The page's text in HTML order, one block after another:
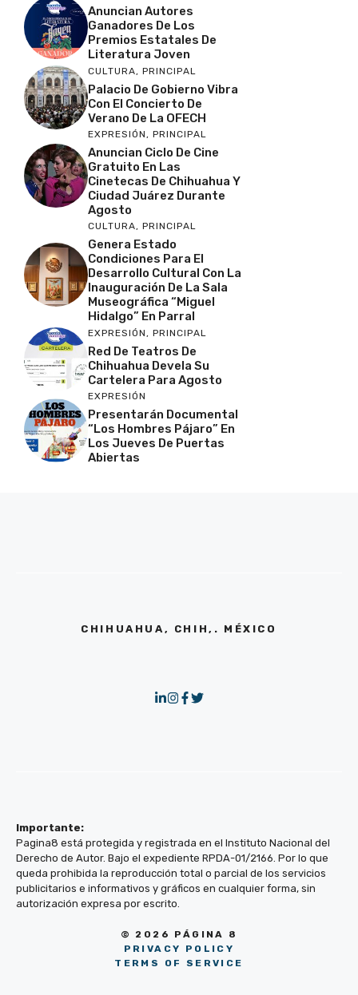
Anuncian Autores
Ganadores De Los
Premios Estatales De
Literatura Joven
CULTURA, PRINCIPAL
Palacio De Gobierno Vibra
Con El Concierto De
Verano De La OFECH
EXPRESIÓN, PRINCIPAL
Anuncian Ciclo De Cine
Gratuito En Las
Cinetecas De Chihuahua Y
Ciudad Juárez Durante
Agosto
CULTURA, PRINCIPAL
Genera Estado
Condiciones Para El
Desarrollo Cultural Con La
Inauguración De La Sala
Museográfica “Miguel
Hidalgo” En Parral
EXPRESIÓN , PRINCIPAL
Red De Teatros De
Chihuahua Devela Su
Cartelera Para Agosto
EXPRESIÓN
Presentarán Documental
“Los Hombres Pájaro” En
Los Jueves De Puertas
Abiertas
CHIHUAHUA, CHIH,. MÉXICO
Importante:
Pagina8 está protegida y registrada en el Instituto Nacional del
Derecho de Autor. Bajo el expediente RPDA-01/2166. Por lo que
queda prohibida la reproducción total o parcial de los servicios
publicitarios e informativos y gráficos en cualquier forma, sin
autorización expresa por escrito.
© 2026 PÁGINA 8
PRIVACY POLICY
TERMS OF SERVICE